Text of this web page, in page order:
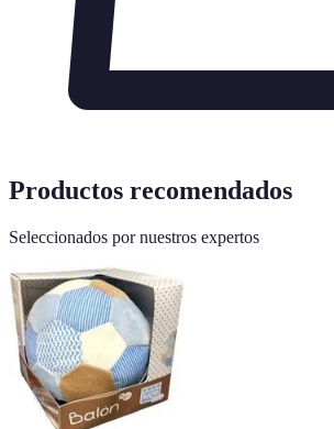
Productos recomendados
Seleccionados por nuestros expertos